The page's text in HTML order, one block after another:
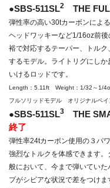
●SBS-511SL2 THE
弾性率の高い30tカーボンによ
ヘッドワッキーなど1/16oz前
裕で対応するテーパー、トル
するモデル。ライトリグにし
いけるロッドです。
Length：5.11ft Weight：1/32～1/
フルソリッドモデル オリジナルペ
●SBS-511SL3 THE
終了
弾性率24tカーボン使用の３パ
強烈なトルクを体感できます
般において、今まで弾いてい
プがシビアな状況で差をつけ